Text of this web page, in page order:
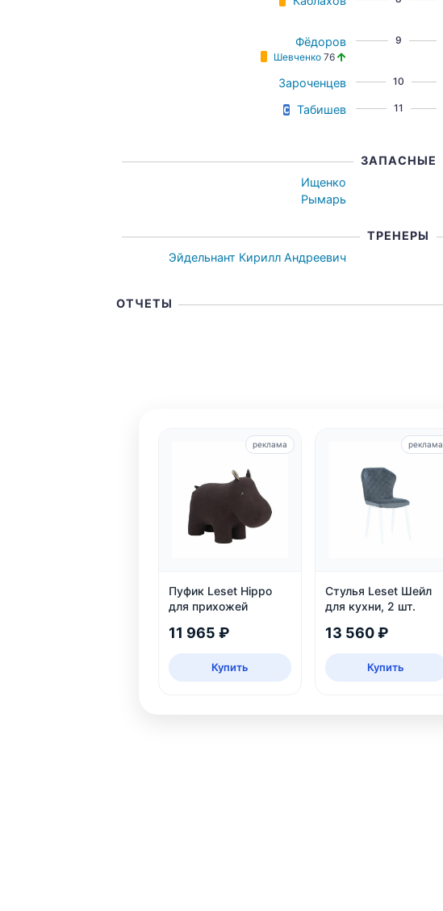
Фёдоров
Шевченко76
9
Зароченцев 10
Табишев
11
ЗАПАСНЫЕ
Ищенко
Рымарь
ТРЕНЕРЫ
Эйдельнант Кирилл Андреевич
ОТЧЕТЫ
Пуфик Leset Hippo
для прихожей
11 965 ₽
Купить
реклама
Стулья Leset Шейл
для кухни, 2 шт.
13 560 ₽
Купить
реклама